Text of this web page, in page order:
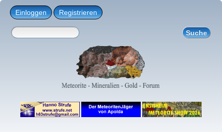
Einloggen Registrieren